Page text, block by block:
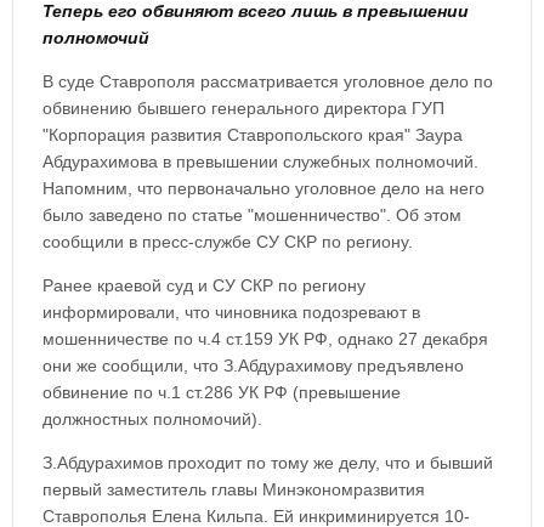
Теперь его обвиняют всего лишь в превышении
полномочий
В суде Ставрополя рассматривается уголовное дело по
обвинению бывшего генерального директора ГУП
"Корпорация развития Ставропольского края" Заура
Абдурахимова в превышении служебных полномочий.
Напомним, что первоначально уголовное дело на него
было заведено по статье "мошенничество". Об этом
сообщили в пресс-службе СУ СКР по региону.
Ранее краевой суд и СУ СКР по региону
информировали, что чиновника подозревают в
мошенничестве по ч.4 ст.159 УК РФ, однако 27 декабря
они же сообщили, что З.Абдурахимову предъявлено
обвинение по ч.1 ст.286 УК РФ (превышение
должностных полномочий).
З.Абдурахимов проходит по тому же делу, что и бывший
первый заместитель главы Минэкономразвития
Ставрополья Елена Кильпа. Ей инкриминируется 10-